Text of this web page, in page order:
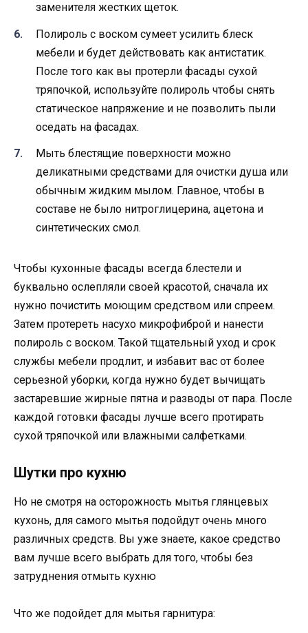
заменителя жестких щеток.
Полироль с воском сумеет усилить блеск
мебели и будет действовать как антистатик.
После того как вы протерли фасады сухой
тряпочкой, используйте полироль чтобы снять
статическое напряжение и не позволить пыли
оседать на фасадах.
Мыть блестящие поверхности можно
деликатными средствами для очистки душа или
обычным жидким мылом. Главное, чтобы в
составе не было нитроглицерина, ацетона и
синтетических смол.
Чтобы кухонные фасады всегда блестели и
буквально ослепляли своей красотой, сначала их
нужно почистить моющим средством или спреем.
Затем протереть насухо микрофиброй и нанести
полироль с воском. Такой тщательный уход и срок
службы мебели продлит, и избавит вас от более
серьезной уборки, когда нужно будет вычищать
застаревшие жирные пятна и разводы от пара. После
каждой готовки фасады лучше всего протирать
сухой тряпочкой или влажными салфетками.
Шутки про кухню
Но не смотря на осторожность мытья глянцевых
кухонь, для самого мытья подойдут очень много
различных средств. Вы уже знаете, какое средство
вам лучше всего выбрать для того, чтобы без
затруднения отмыть кухню
Что же подойдет для мытья гарнитура: